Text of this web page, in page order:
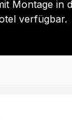
Montage in
verfügbar.